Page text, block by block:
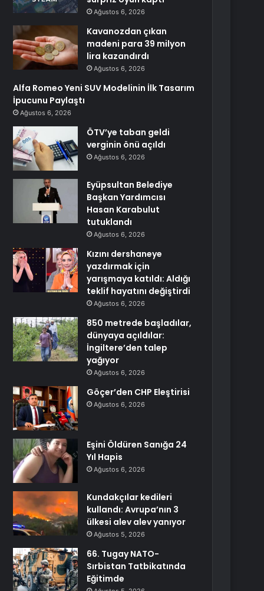
Ağustos 6, 2026
Kavanozdan çıkan
madeni para 39 milyon
lira kazandırdı
Ağustos 6, 2026
Alfa Romeo Yeni SUV Modelinin İlk Tasarım
İpucunu Paylaştı
Ağustos 6, 2026
ÖTV’ye taban geldi
verginin önü açıldı
Ağustos 6, 2026
Eyüpsultan Belediye
Başkan Yardımcısı
Hasan Karabulut
tutuklandı
Ağustos 6, 2026
Kızını dershaneye
yazdırmak için
yarışmaya katıldı: Aldığı
teklif hayatını değiştirdi
Ağustos 6, 2026
850 metrede başladılar,
dünyaya açıldılar:
İngiltere’den talep
yağıyor
Ağustos 6, 2026
Göçer’den CHP Eleştirisi
Ağustos 6, 2026
Eşini Öldüren Sanığa 24
Yıl Hapis
Ağustos 6, 2026
Kundakçılar kedileri
kullandı: Avrupa’nın 3
ülkesi alev alev yanıyor
Ağustos 5, 2026
66. Tugay NATO-
Sırbistan Tatbikatında
Eğitimde